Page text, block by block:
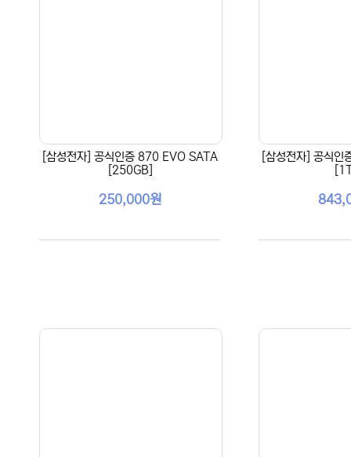
[삼성전자] 공식인증 870 EVO SATA
[250GB]
250,000원
[삼성전자] 공식